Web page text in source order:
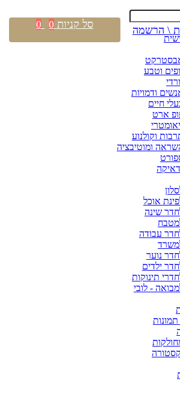
וטבע
ודמויות
חיים
ארט
וקולנוע
ומוטיבציה
אוכל
שינה
עבודה
נוער
ילדים
תינוקות
- לובי
\ הרשמה סל קניות 0
0